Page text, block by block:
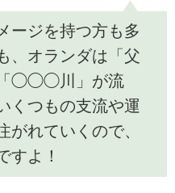
ージを持つ方も多
、オランダは「父
「◯◯◯川」が流
つもの支流や運
がれていくので、
よ！